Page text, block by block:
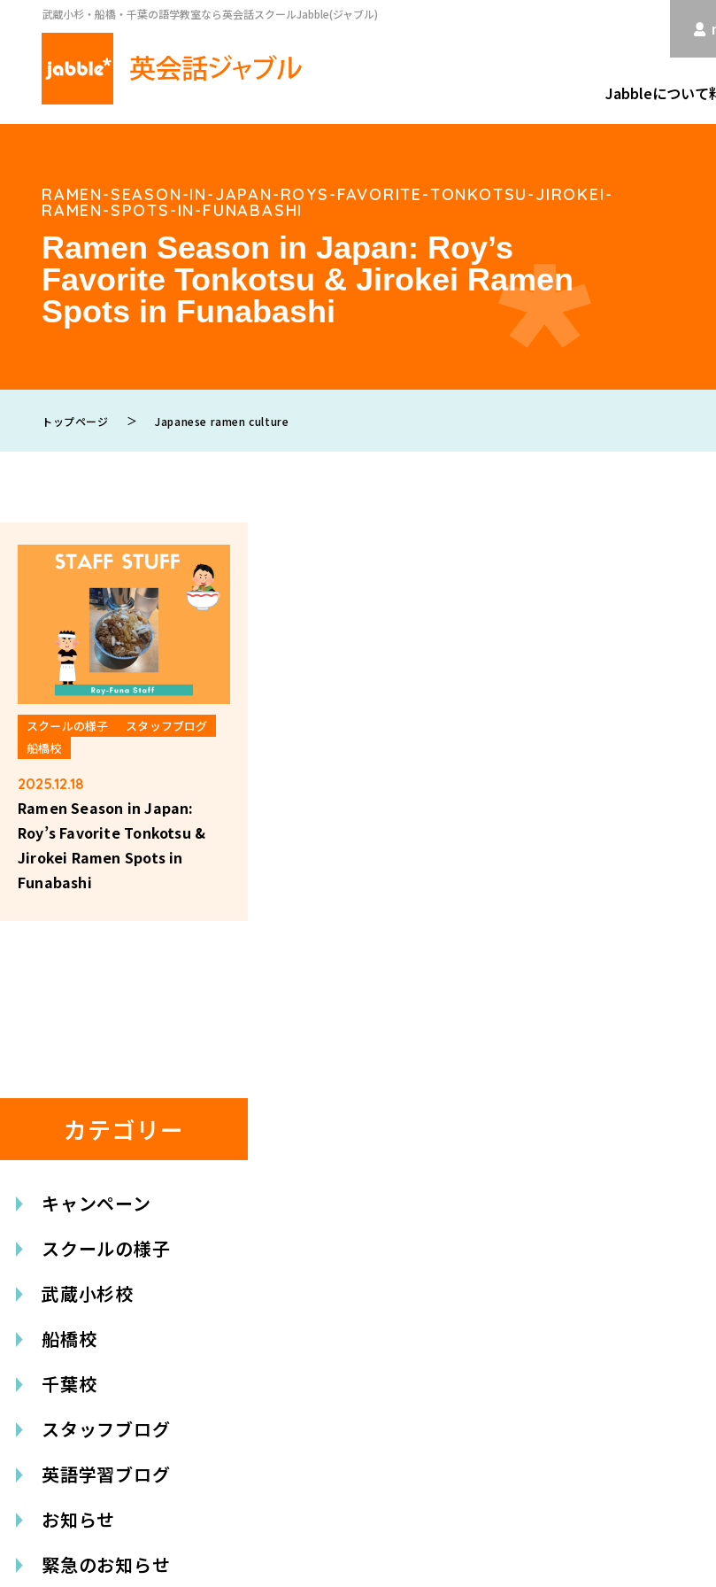
武蔵小杉・船橋・千葉の語学教室なら英会話スクールJabble(ジャブル)
Jabbleについて
RAMEN-SEASON-IN-JAPAN-ROYS-FAVORITE-TONKOTSU-JIROKEI-
RAMEN-SPOTS-IN-FUNABASHI
Ramen Season in Japan: Roy’s
Favorite Tonkotsu & Jirokei Ramen
Spots in Funabashi
トップページ ＞ Japanese ramen culture
スクールの様子
スタッフブログ
船橋校
2025.12.18
Ramen Season in Japan:
Roy’s Favorite Tonkotsu &
Jirokei Ramen Spots in
Funabashi
カテゴリー
キャンペーン
スクールの様子
武蔵小杉校
船橋校
千葉校
スタッフブログ
英語学習ブログ
お知らせ
緊急のお知らせ